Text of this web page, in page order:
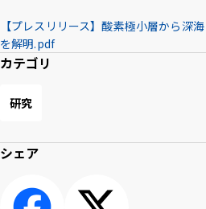
【プレスリリース】酸素極小層から深
を解明.pdf
カテゴリ
研究
シェア